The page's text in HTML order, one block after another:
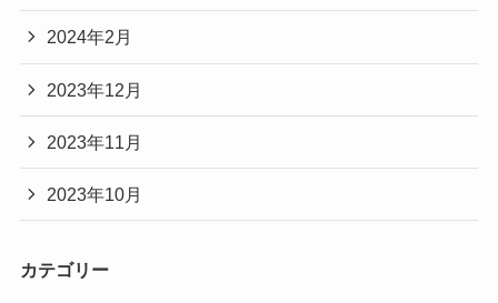
2024年2月
2023年12月
2023年11月
2023年10月
カテゴリー